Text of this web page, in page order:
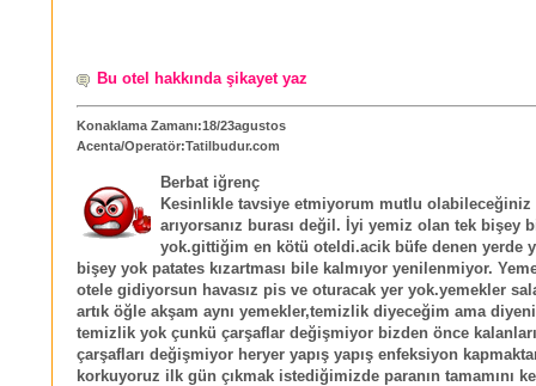
Bu otel hakkında şikayet yaz
Konaklama Zamanı:18/23agustos
Acenta/Operatör:Tatilbudur.com
Berbat iğrenç
Kesinlikle tavsiye etmiyorum mutlu olabileceğiniz
arıyorsanız burası değil. İyi yemiz olan tek bişey
yok.gittiğim en kötü oteldi.acik büfe denen yerde
bişey yok patates kızartması bile kalmıyor yenilenmiyor.
otele gidiyorsun havasız pis ve oturacak yer yok.yemekler
artık öğle akşam aynı yemekler,temizlik diyeceğim ama
temizlik yok çunkü çarşaflar değişmiyor bizden önce
çarşafları değişmiyor heryer yapış yapış enfeksiyon
korkuyoruz ilk gün çıkmak istediğimizde paranın tamamını